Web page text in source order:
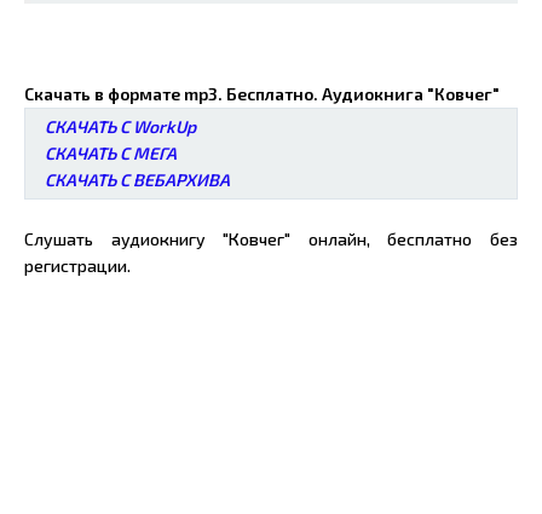
Скачать в формате mp3. Бесплатно. Аудиокнига "Ковчег"
СКАЧАТЬ С WorkUp
СКАЧАТЬ С МЕГА
СКАЧАТЬ С ВЕБАРХИВА
Слушать аудиокнигу "Ковчег" онлайн, бесплатно без
регистрации.